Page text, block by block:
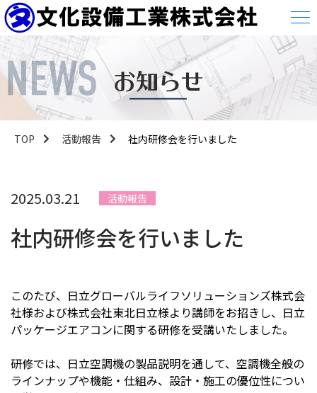
TOP 活動報告 社内研修会を行いました
2025.03.21 活動報告
社内研修会を行いました
このたび、日立グローバルライフソリューションズ株式会
社様および株式会社東北日立様より講師をお招きし、日立
パッケージエアコンに関する研修を受講いたしました。
研修では、日立空調機の製品説明を通して、空調機全般の
ラインナップや機能・仕組み、設計・施工の優位性につい